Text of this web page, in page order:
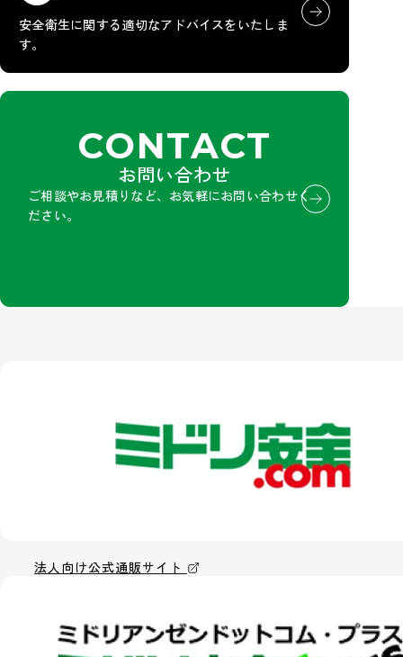
安全衛生に関する適切なアドバイスをいたしま
す。
CONTACT
お問い合わせ
ご相談やお見積りなど、お気軽にお問い合わせく
ださい。
法人向け公式通販サイト